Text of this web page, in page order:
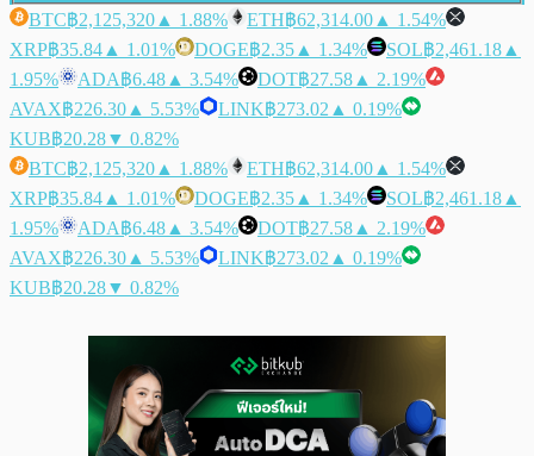
BTC฿2,125,320 ▲ 1.88% ETH฿62,314.00 ▲ 1.54%
XRP฿35.84 ▲ 1.01% DOGE฿2.35 ▲ 1.34% SOL฿2,461.18 ▲
1.95%
ADA฿6.48 ▲ 3.54% DOT฿27.58 ▲ 2.19%
AVAX฿226.30 ▲ 5.53% LINK฿273.02 ▲ 0.19%
KUB฿20.28▼ 0.82%
BTC฿2,125,320 ▲ 1.88% ETH฿62,314.00 ▲ 1.54%
XRP฿35.84 ▲ 1.01% DOGE฿2.35 ▲ 1.34% SOL฿2,461.18 ▲
1.95%
ADA฿6.48 ▲ 3.54% DOT฿27.58 ▲ 2.19%
AVAX฿226.30 ▲ 5.53% LINK฿273.02 ▲ 0.19%
KUB฿20.28▼ 0.82%